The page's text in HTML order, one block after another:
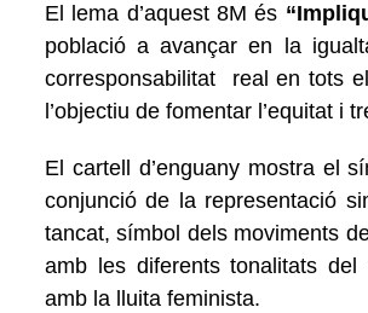
El lema d’aquest 8M és
població a avançar en la
corresponsabilitat real en tots
l’objectiu de fomentar l’equitat i
El cartell d’enguany mostra el
conjunció de la representació
tancat, símbol dels moviments
amb les diferents tonalitats del
amb la lluita feminista.